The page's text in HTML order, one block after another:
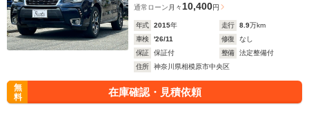
通常ローン 月々 10,400円
年式 2015年 走行 8.9万km
車検
'26/11 修復
なし
保証
保証付 整備
法定整備付
住所
神奈川県相模原市中央区
無
料
在庫確認・見積依頼